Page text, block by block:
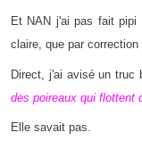
Et NAN j'ai pas fait pipi
claire, que par
Direct, j'ai avisé un truc
des poireaux qui flottent
Elle savait pas.